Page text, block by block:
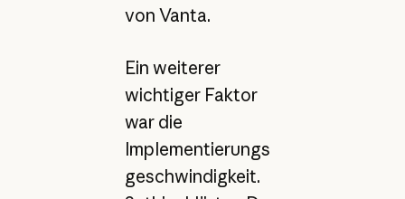
von Vanta.
Ein weiterer
wichtiger Faktor
war die
Implementierungs
geschwindigkeit.